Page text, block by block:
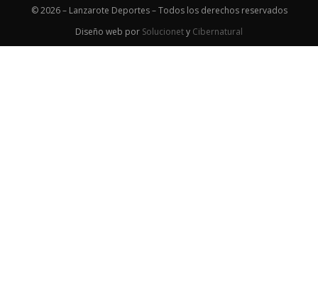
© 2026 – Lanzarote Deportes – Todos los derechos reservados
Diseño web por Solucionety Cibernatural